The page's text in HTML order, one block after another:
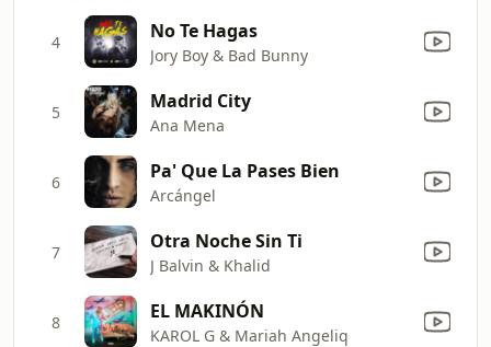
4 No Te Hagas
Jory Boy & Bad Bunny
5 Madrid City
Ana Mena
6 Pa' Que La Pases Bien
Arcángel
7 Otra Noche Sin Ti
J Balvin & Khalid
8 EL MAKINÓN
KAROL G & Mariah Angeliq